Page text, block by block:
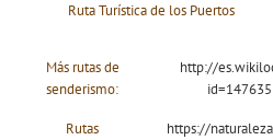
Ruta Turística de los Puertos
Más rutas de
senderismo:
http://
Rutas
https://